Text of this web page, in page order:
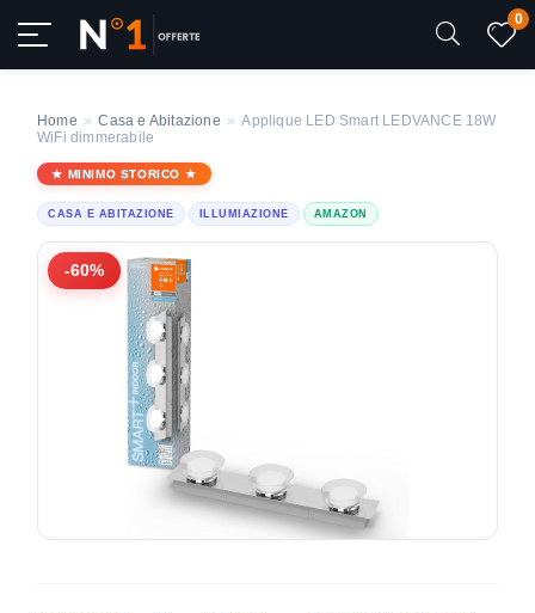
0
Home » Casa e Abitazione » Applique LED Smart LEDVANCE 18W
WiFi dimmerabile
MINIMO STORICO
CASA E ABITAZIONE ILLUMIAZIONE AMAZON
-60%